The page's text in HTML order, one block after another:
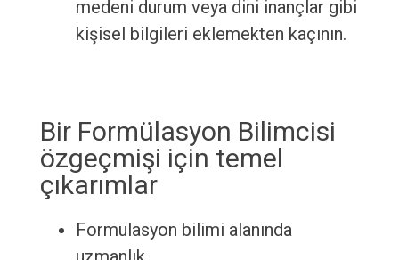
medeni durum veya dini inançlar gibi
kişisel bilgileri eklemekten kaçının.
Bir Formülasyon Bilimcisi
özgeçmişi için temel
çıkarımlar
Formulasyon bilimi alanında